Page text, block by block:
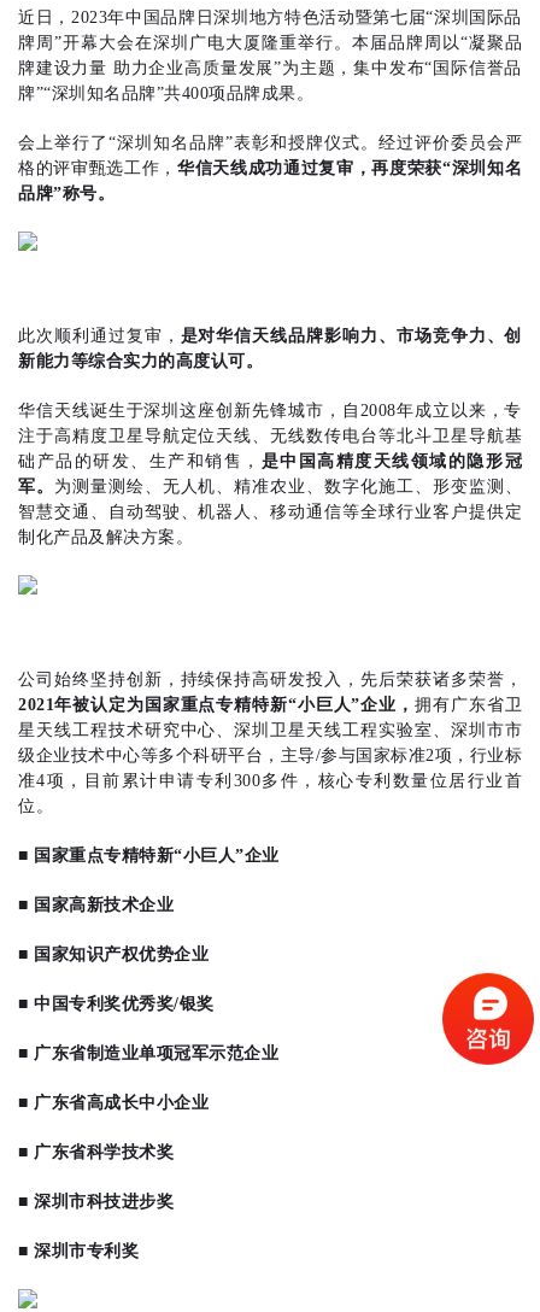
近日，2023年中国品牌日深圳地方特色活动暨第七届“深圳国际品
牌周”开幕大会在深圳广电大厦隆重举行。本届品牌周以“凝聚品
牌建设力量 助力企业高质量发展”为主题，集中发布“国际信誉品
牌”“深圳知名品牌”共400项品牌成果。
会上举行了“深圳知名品牌”表彰和授牌仪式。经过评价委员会严
格的评审甄选工作， 华信天线成功通过复审，再度荣获“深圳知名
品牌”称号。
此次顺利通过复审， 是对华信天线品牌影响力、市场竞争力、创
新能力等综合实力的高度认可。
华信天线诞生于深圳这座创新先锋城市，自2008年成立以来，专
注于高精度卫星导航定位天线、无线数传电台等北斗卫星导航基
础产品的研发、生产和销售， 是中国高精度天线领域的隐形冠
军。 为测量测绘、无人机、精准农业、数字化施工、形变监测、
智慧交通、自动驾驶、机器人、移动通信等全球行业客户提供定
制化产品及解决方案。
公司始终坚持创新，持续保持高研发投入，先后荣获诸多荣誉，
2021年被认定为国家重点专精特新“小巨人”企业，拥有广东省卫
星天线工程技术研究中心、深圳卫星天线工程实验室、深圳市市
级企业技术中心等多个科研平台，主导/参与国家标准2项，行业标
准4项，目前累计申请专利300多件，核心专利数量位居行业首
位。
■ 国家重点专精特新“小巨人”企业
■ 国家高新技术企业
■ 国家知识产权优势企业
■ 中国专利奖优秀奖/银奖
■ 广东省制造业单项冠军示范企业
■ 广东省高成长中小企业
■ 广东省科学技术奖
■ 深圳市科技进步奖
■ 深圳市专利奖